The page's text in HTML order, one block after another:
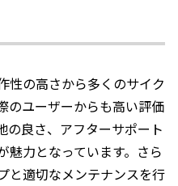
性の高さから多くのサイク
のユーザーからも高い評価
の良さ、アフターサポート
魅力となっています。さら
と適切なメンテナンスを行